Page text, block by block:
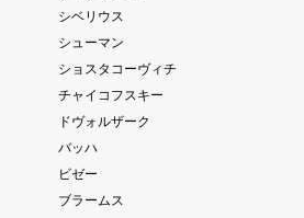
シベリウス
シューマン
ショスタコーヴィチ
チャイコフスキー
ドヴォルザーク
バッハ
ビゼー
ブラームス